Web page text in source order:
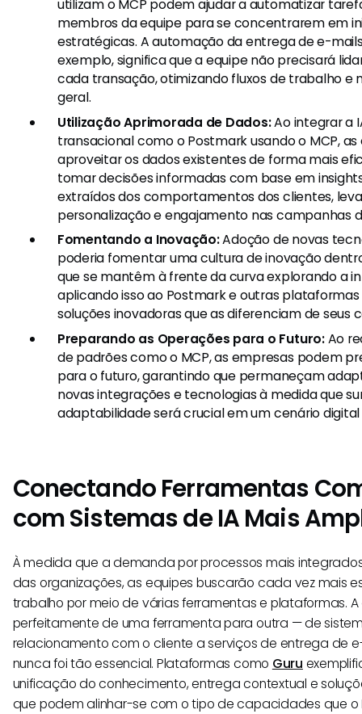
utilizam o MCP podem ajudar a automatizar
membros da equipe para se concentrarem em
estratégicas. A automação da entrega de e-
exemplo, significa que a equipe não precisará
cada transação, otimizando fluxos de trabalho e
geral.
Utilização Aprimorada de Dados:Ao integrar a
transacional como o Postmark usando o MCP,
aproveitar os dados existentes de forma mais
tomar decisões informadas com base em
extraídos dos comportamentos dos clientes,
personalização e engajamento nas campanhas
Fomentando a Inovação:Adoção de novas
poderia fomentar uma cultura de inovação
que se mantêm à frente da curva explorando a
aplicando isso ao Postmark e outras
soluções inovadoras que as diferenciam de seus
Preparando as Operações para o Futuro:Ao
de padrões como o MCP, as empresas podem
para o futuro, garantindo que permaneçam
novas integrações e tecnologias à medida que
adaptabilidade será crucial em um cenário
Conectando Ferramentas
com Sistemas de IA Mais
À medida que a demanda por processos mais
das organizações, as equipes buscarão cada vez mais
trabalho por meio de várias ferramentas e plataformas.
perfeitamente de uma ferramenta para outra — de
relacionamento com o cliente a serviços de entrega de
nunca foi tão essencial. Plataformas como Guru
unificação do conhecimento, entrega contextual e
que podem alinhar-se com o tipo de capacidades que o